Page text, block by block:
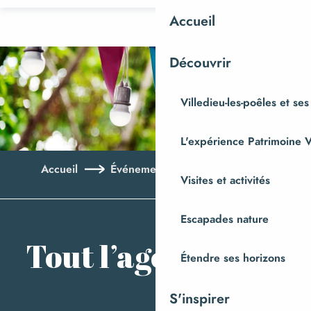
contenu
principal
Accueil
Découvrir
Villedieu-les-poêles et
L'expérience Patrimoine
Visites et activités
Escapades nature
Étendre ses horizons
S'inspirer
Accueil Événements
Tout l’agenda